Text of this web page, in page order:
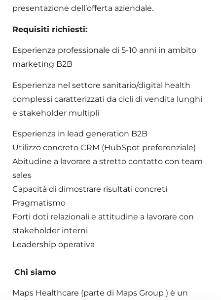
presentazione dell’offerta aziendale.
Requisiti richiesti:
Esperienza professionale di 5-10 anni in ambito
marketing B2B
Esperienza nel settore sanitario/digital health
complessi caratterizzati da cicli di vendita lunghi
e stakeholder multipli
Esperienza in lead generation B2B
Utilizzo concreto CRM (HubSpot preferenziale)
Abitudine a lavorare a stretto contatto con team
sales
Capacità di dimostrare risultati concreti
Pragmatismo
Forti doti relazionali e attitudine a lavorare con
stakeholder interni
Leadership operativa
Chi siamo
Maps Healthcare (parte di Maps Group ) è un